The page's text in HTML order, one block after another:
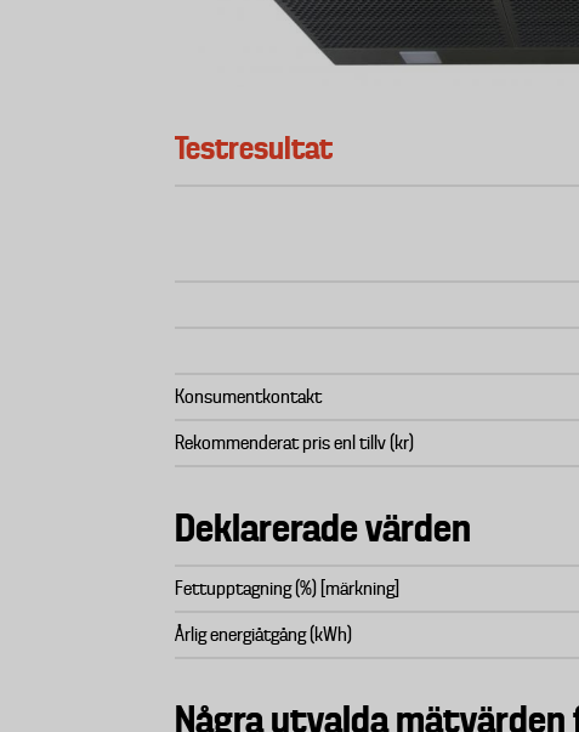
Testresultat
Konsumentkontakt
Rekommenderat pris enl tillv (kr)
Deklarerade värden
Fettupptagning (%) [märkning]
Årlig energiåtgång (kWh)
Några utvalda